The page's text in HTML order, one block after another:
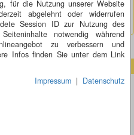
für die Nutzung unserer Website
abgelehnt oder widerrufen
Session ID zur Nutzung des
notwendig während
zu verbessern und
Infos finden Sie unter dem Link
Impressum | Datenschutz